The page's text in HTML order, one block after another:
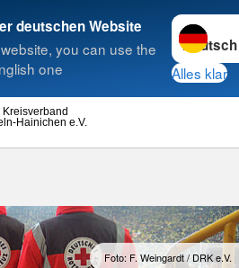
deutschen Website
you can use the
one
Sprache
Alles klar
Hainichen e.V.
Kreisverband
Suche
Foto: F. Weingardt / DRK e.V.